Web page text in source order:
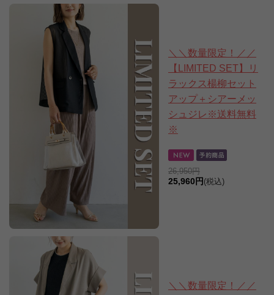
＼＼数量限定！／／
【LIMITED SET】リ
ラックス楊柳セット
アップ＋シアーメッ
シュジレ※送料無料
※
26,950円
25,960円 (税込)
＼＼数量限定！／／